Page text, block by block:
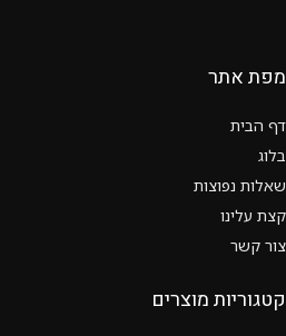
מפת אתר
דף הבית
בלוג
שאלות נפוצות
קצת עלינו
צור קשר
קטגוריות מוצרים